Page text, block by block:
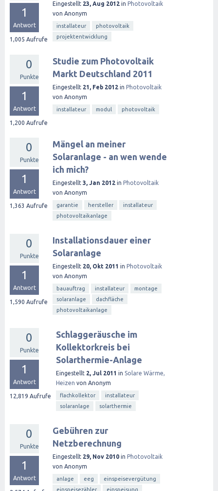
1
Antwort
1,005 Aufrufe
Eingestellt 23, Aug 2012 in Photovoltaik
von Anonym
installateur
photovoltaik
projektentwicklung
0
Punkte
1
Antwort
1,200 Aufrufe
Studie zum Photovoltaik
Markt Deutschland 2011
Eingestellt 21, Feb 2012 in Photovoltaik
von Anonym
installateur modul photovoltaik
0
Punkte
1
Antwort
1,363 Aufrufe
Mängel an meiner
Solaranlage - an wen wende
ich mich?
Eingestellt 3, Jan 2012 in Photovoltaik
von Anonym
garantie hersteller
installateur
photovoltaikanlage
0
Punkte
1
Antwort
1,590 Aufrufe
Installationsdauer einer
Solaranlage
Eingestellt 20, Okt 2011 in Photovoltaik
von Anonym
bauauftrag installateur
montage
solaranlage
dachfläche
photovoltaikanlage
0
Punkte
1
Antwort
12,819 Aufrufe
Schlaggeräusche im
Kollektorkreis bei
Solarthermie-Anlage
Eingestellt 2, Jul 2011 in Solare Wärme,
Heizen von Anonym
flachkollektor
installateur
solaranlage
solarthermie
0
Punkte
1
Antwort
Gebühren zur
Netzberechnung
Eingestellt 29, Nov 2010 in Photovoltaik
von Anonym
anlage eeg
einspeisevergütung
einspeisezähler
einspeisung